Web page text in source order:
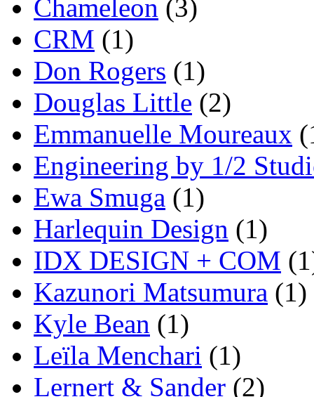
Chameleon (3)
CRM (1)
Don Rogers (1)
Douglas Little (2)
Emmanuelle Moureaux
Engineering by 1/2
Ewa Smuga (1)
Harlequin Design (1)
IDX DESIGN + COM
Kazunori Matsumura (1)
Kyle Bean (1)
Leïla Menchari (1)
Lernert & Sander (2)